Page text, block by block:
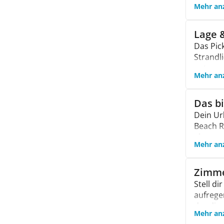
neuen
dich
zum
Mehr
Lage
Das
Der
Mehr
Das
Dein
Beach
einem
1
Mehr
Stell
der dir
du für
Mehr